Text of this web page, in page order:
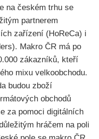
na českém trhu se
partnerem
zařízení (HoReCa) i
Makro ČR má po
zákazníků, kteří
mixu velkoobchodu.
budou zboží
obchodů
za pomoci digitálních
hráčem na poli